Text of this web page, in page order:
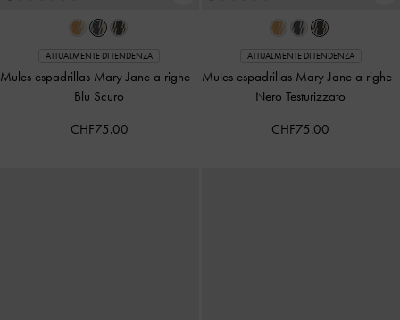
ATTUALMENTE DI TENDENZA
Mules espadrillas Mary Jane a righe -
Blu Scuro
CHF75.00
ATTUALMENTE DI TENDENZA
Mules espadrillas Mary Jane a righe -
Nero Testurizzato
CHF75.00